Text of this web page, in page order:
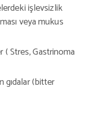
işlevsizlik
veya mukus
( Stres, Gastrinoma
gıdalar (bitter